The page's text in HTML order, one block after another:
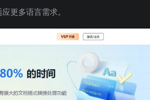
更多语言需求。